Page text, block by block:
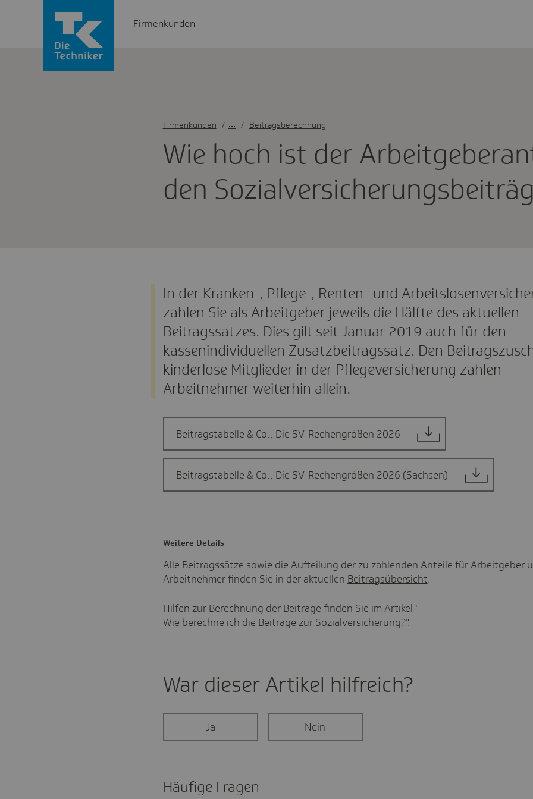
Firmenkunden
Wie hoch ist der
den
Firmenkunden / Beitragsberechnung
In der Kranken-, Pflege-, Renten- und
zahlen Sie als Arbeitgeber jeweils die Hälfte des aktuellen
Beitragssatzes. Dies gilt seit Januar 2019 auch für den
kassenindividuellen Zusatzbeitragssatz. Den
kinderlose Mitglieder in der Pflegeversicherung zahlen
Arbeitnehmer weiterhin allein.
Beitragstabelle & Co.: Die SV-Rechengrößen 2026
Beitragstabelle & Co.: Die SV-Rechengrößen 2026 (Sachsen)
Weitere Details
Alle Beitragssätze sowie die Aufteilung der zu zahlenden Anteile für Arbeitgeber
Arbeitnehmer finden Sie in der aktuellen Beitragsübersicht.
Hilfen zur Berechnung der Beiträge finden Sie im Artikel "
Wie berechne ich die Beiträge zur Sozialversicherung?".
War dieser Artikel hilf­reich?
Ja Nein
Häufige Fragen